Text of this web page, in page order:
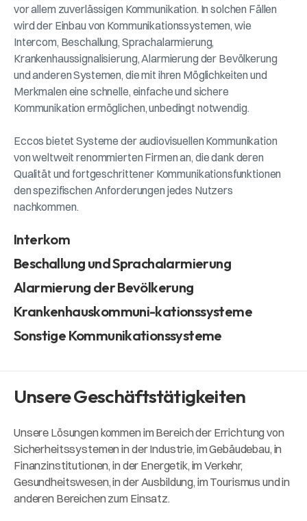
vor allem zuverlässigen Kommunikation. In solchen Fällen
wird der Einbau von Kommunikationssystemen, wie
Intercom, Beschallung, Sprachalarmierung,
Krankenhaussignalisierung, Alarmierung der Bevölkerung
und anderen Systemen, die mit ihren Möglichkeiten und
Merkmalen eine schnelle, einfache und sichere
Kommunikation ermöglichen, unbedingt notwendig.
Eccos bietet Systeme der audiovisuellen Kommunikation
von weltweit renommierten Firmen an, die dank deren
Qualität und fortgeschrittener Kommunikationsfunktionen
den spezifischen Anforderungen jedes Nutzers
nachkommen.
Interkom
Beschallung und Sprachalarmierung
Alarmierung der Bevölkerung
Krankenhauskommuni-kationssysteme
Sonstige Kommunikationssysteme
Unsere Geschäftstätigkeiten
Unsere Lösungen kommen im Bereich der Errichtung von
Sicherheitssystemen in der Industrie, im Gebäudebau, in
Finanzinstitutionen, in der Energetik, im Verkehr,
Gesundheitswesen, in der Ausbildung, im Tourismus und in
anderen Bereichen zum Einsatz.